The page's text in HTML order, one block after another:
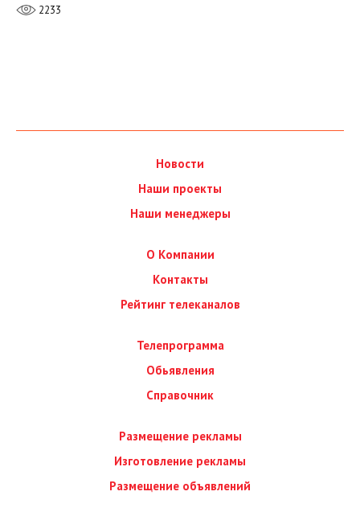
2233
Новости
Наши проекты
Наши менеджеры
О Компании
Контакты
Рейтинг телеканалов
Телепрограмма
Обьявления
Справочник
Размещение рекламы
Изготовление рекламы
Размещение объявлений